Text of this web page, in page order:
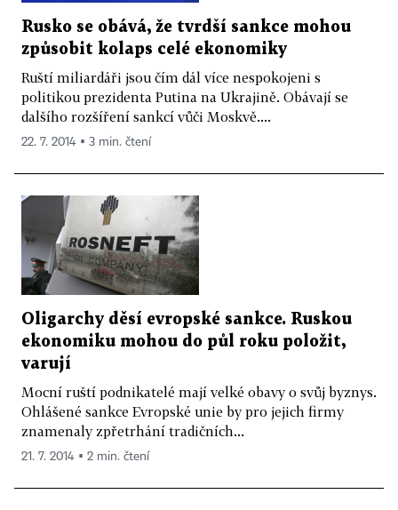
Rusko se obává, že tvrdší sankce mohou
způsobit kolaps celé ekonomiky
Ruští miliardáři jsou čím dál více nespokojeni s
politikou prezidenta Putina na Ukrajině. Obávají se
dalšího rozšíření sankcí vůči Moskvě....
22. 7. 2014 ▪ 3 min. čtení
Oligarchy děsí evropské sankce. Ruskou
ekonomiku mohou do půl roku položit,
varují
Mocní ruští podnikatelé mají velké obavy o svůj byznys.
Ohlášené sankce Evropské unie by pro jejich firmy
znamenaly zpřetrhání tradičních...
21. 7. 2014 ▪ 2 min. čtení